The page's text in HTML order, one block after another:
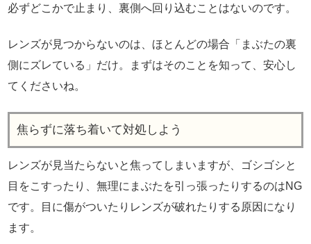
必ずどこかで止まり、裏側へ回り込むことはないのです。
レンズが見つからないのは、ほとんどの場合「まぶたの裏
側にズレている」だけ。まずはそのことを知って、安心し
てくださいね。
焦らずに落ち着いて対処しよう
レンズが見当たらないと焦ってしまいますが、ゴシゴシと
目をこすったり、無理にまぶたを引っ張ったりするのはNG
です。目に傷がついたりレンズが破れたりする原因になり
ます。